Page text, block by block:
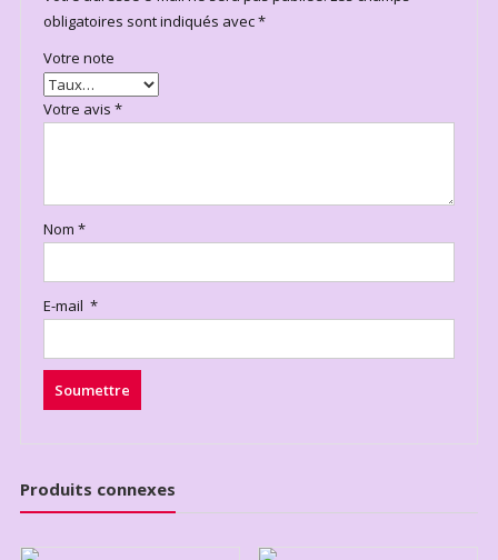
obligatoires sont indiqués avec*
Votre note
Votre avis *
Nom *
E-mail *
Produits connexes